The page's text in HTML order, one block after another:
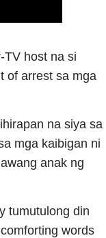
TV host na si
of arrest sa mga
na siya sa
mga kaibigan ni
anak ng
tumutulong din
words